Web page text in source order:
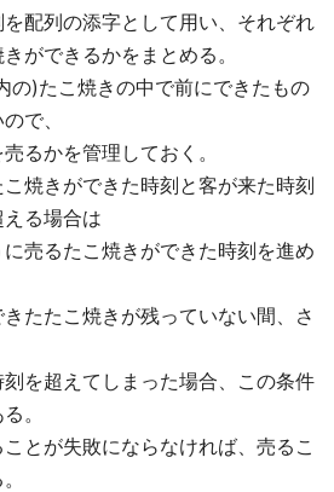
配列の添字として用い、それぞれ
ができるかをまとめる。
の)たこ焼きの中で前にできたもの
で、
るかを管理しておく。
焼きができた時刻と客が来た時刻
る場合は
売るたこ焼きができた時刻を進め
たたこ焼きが残っていない間、さ
を超えてしまった場合、この条件
。
とが失敗にならなければ、売るこ